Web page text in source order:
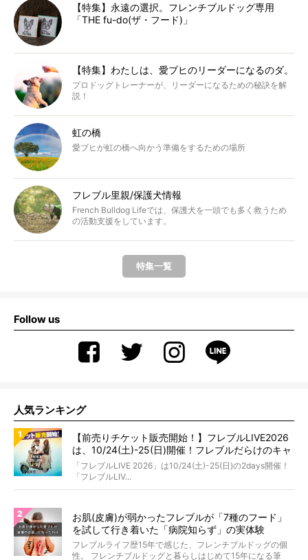
【特集】永遠の選択。フレンチブルドッグ専用
「THE fu-do(ザ・フード)」
【特集】わたしは、愛ブヒのリーダーになるのダ。
プロドッグトレーナーが、リーダーになるための秘訣を解
説！
虹の橋
愛ブヒが虹の橋へ向かう準備をするための場所
フレブル里親/保護犬情報
French Bulldog Lifeでは、保護犬を一頭でも多く救うため
の活動支援をしています。
特集一覧
Follow us
人気ランキング
【前売りチケット販売開始！】フレブルLIVE2026
は、10/24(土)-25(日)開催！フレブルだらけのキャ
ンプ・前夜祭・バスプランも新登場!?
「フレブルLIVE 2026」は10/24(土)-25(日)の2days開催！
「フレブルLIV...
お肌(皮膚)が弱かったフレブルが「7種のフード」
を試して行き着いた「病院知らず」の実体験
フレブルライフ歴15年で感じた、フレンチブルドッグの個
性。 フレンチブルドッグと暮らしはじめて15年になる筆